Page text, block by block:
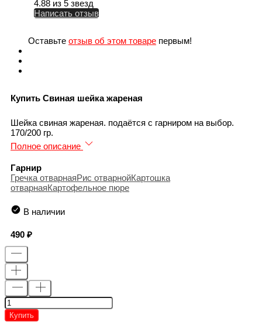
4.88 из 5 звезд
Написать отзыв
Оставьте отзыв об этом товаре первым!
Купить Свиная шейка жареная
Шейка свиная жареная. подаётся с гарниром на выбор.
170/200 гр.
Полное описание
Гарнир
Гречка отварнаяРис отварнойКартошка
отварнаяКартофельное пюре
В наличии
490
Купить